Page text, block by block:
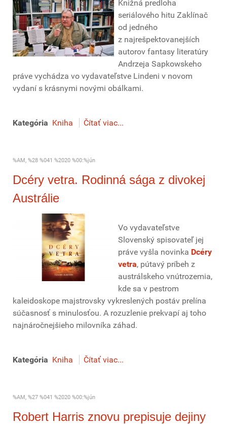
Knižná predloha
seriálového hitu Zaklínač
od jedného
z najrešpektovanejších
autorov fantasy literatúry
Andrzeja Sapkowskeho
práve vychádza vo vydavateľstve Lindeni v novom
vydaní s krásnymi novými obálkami.
Kategória Kniha Čítať viac...
%AM, %28 %041 %2020 %00:%jún
Dcéry vetra. Rodinná sága z divokej
Austrálie
Vo vydavateľstve
Slovenský spisovateľ jej
práve vyšla novinka Dcéry
vetra, pútavý príbeh z
austrálskeho vnútrozemia,
kde sa v pestrom
kaleidoskope majstrovsky vykreslených postáv prelína
súčasnosť s minulosťou. A rozuzlenie prekvapí aj toho
najnáročnejšieho milovníka záhad.
Kategória Kniha Čítať viac...
%AM, %27 %041 %2020 %00:%jún
Robert Harris znovu prepisuje dejiny